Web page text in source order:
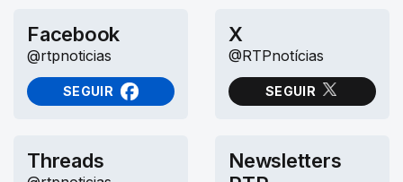
Facebook
@rtpnoticias
SEGUIR
NO FACEBOOK
X
@RTPnotícias
SEGUIR
NO X (TWITTER)
Threads
Newsletters